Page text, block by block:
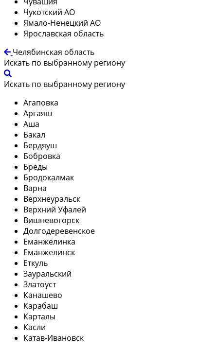
Чукотский АО
Ямало-Ненецкий АО
Ярославская область
Челябинская область
Искать по выбранному региону
Искать по выбранному региону
Агаповка
Аргаяш
Аша
Бакал
Бердяуш
Бобровка
Бреды
Бродокалмак
Варна
Верхнеуральск
Верхний Уфалей
Вишневогорск
Долгодеревенское
Еманжелинка
Еманжелинск
Еткуль
Зауральский
Златоуст
Канашево
Карабаш
Карталы
Касли
Катав-Ивановск